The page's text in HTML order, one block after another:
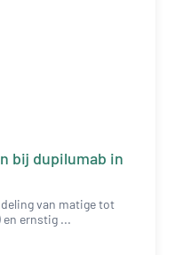
bij dupilumab in
van matige tot
ernstig ...